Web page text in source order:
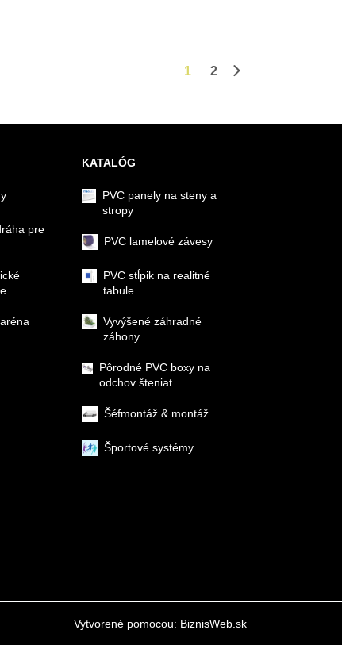
1
2
pre
KATALÓG
PVC panely na steny a
stropy
PVC lamelové závesy
PVC stĺpik na realitné
tabule
Vyvýšené záhradné
záhony
Pôrodné PVC boxy na
odchov šteniat
Šéfmontáž & montáž
Športové systémy
Vytvorené pomocou: BiznisWeb.sk